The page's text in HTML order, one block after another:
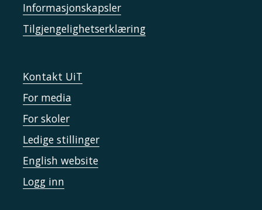
Informasjonskapsler
Tilgjengelighetserklæring
Kontakt UiT
For media
For skoler
Ledige stillinger
English website
Logg inn